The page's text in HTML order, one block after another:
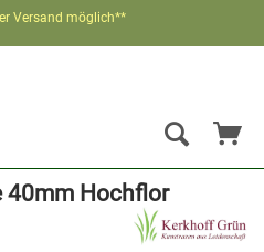
Versand möglich**
40mm Hochflor